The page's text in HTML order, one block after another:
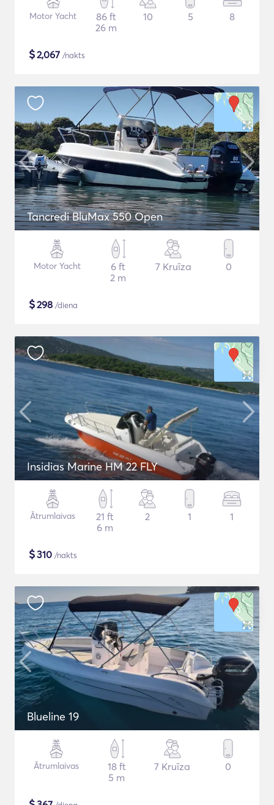
Motor Yacht
86 ft
26 m
10 5 8
$2,067 /nakts
Tancredi BluMax 550 Open
Motor Yacht
6 ft
2 m
7 Kruīza 0
$298 /diena
Insidias Marine HM 22 FLY
Ātrumlaivas
21 ft
6 m
2 1 1
$310 /nakts
Blueline 19
Ātrumlaivas
18 ft
5 m
7 Kruīza 0